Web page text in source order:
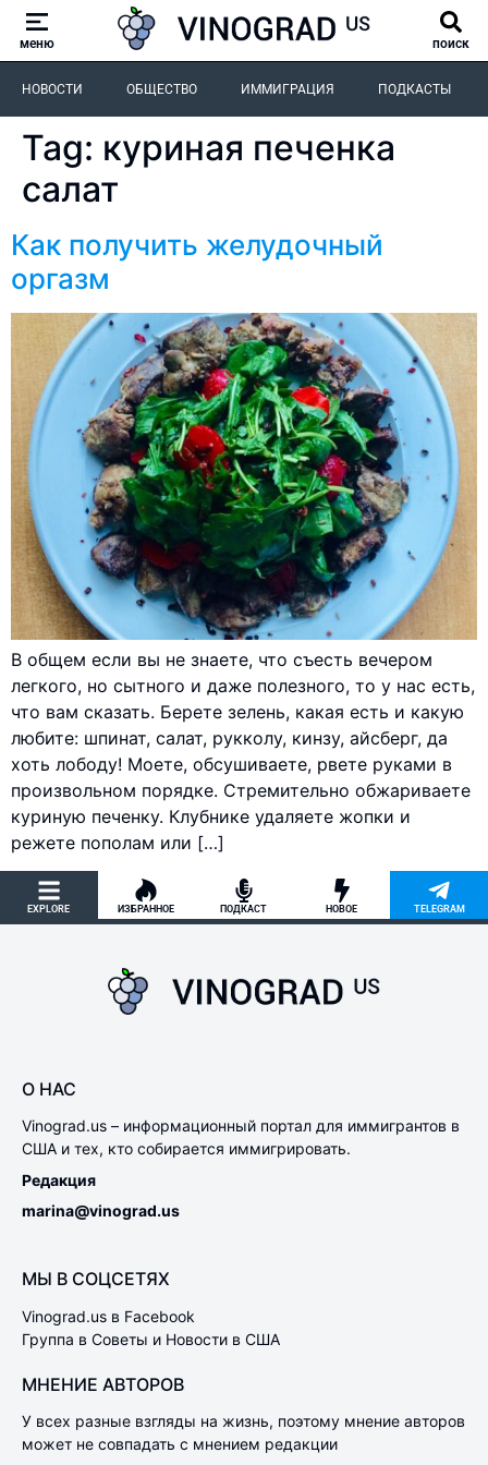
меню поиск
НОВОСТИ ОБЩЕСТВО ИММИГРАЦИЯ ПОДКАСТЫ
Tag: куриная печенка
салат
Как получить желудочный
оргазм
В общем если вы не знаете, что съесть вечером
легкого, но сытного и даже полезного, то у нас есть,
что вам сказать. Берете зелень, какая есть и какую
любите: шпинат, салат, рукколу, кинзу, айсберг, да
хоть лободу! Моете, обсушиваете, рвете руками в
произвольном порядке. Стремительно обжариваете
куриную печенку. Клубнике удаляете жопки и
режете пополам или […]
EXPLORE ИЗБРАННОЕ ПОДКАСТ НОВОЕ TELEGRAM
О НАС
Vinograd.us – информационный портал для иммигрантов в
США и тех, кто собирается иммигрировать.
Редакция
marina@vinograd.us
МЫ В СОЦСЕТЯХ
Vinograd.us в Facebook
Группа в Советы и Новости в США
МНЕНИЕ АВТОРОВ
У всех разные взгляды на жизнь, поэтому мнение авторов
может не совпадать с мнением редакции